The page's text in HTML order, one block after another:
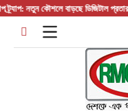
Skip
নতুন কৌশলে বাড়ছে ডিজিটাল প্রতারণা